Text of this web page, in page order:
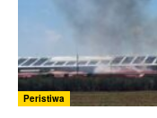
Peristiwa